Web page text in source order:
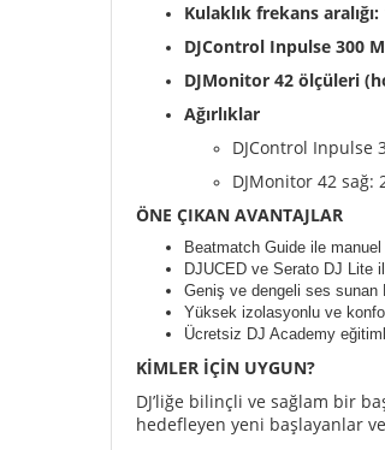
Kulaklık frekans aralığı:
DJControl Inpulse 300
DJMonitor 42 ölçüleri
Ağırlıklar
DJControl Inpulse
DJMonitor 42 sağ:
ÖNE ÇIKAN AVANTAJLAR
Beatmatch Guide ile
DJUCED ve Serato DJ Lite
Geniş ve dengeli ses sunan
Yüksek izolasyonlu ve
Ücretsiz DJ Academy
KİMLER İÇİN UYGUN?
DJ’liğe bilinçli ve sağlam bir
hedefleyen yeni başlayanlar